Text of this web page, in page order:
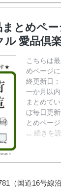
（国道16号線沿